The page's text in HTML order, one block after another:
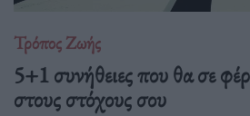
Τρόπος Ζωής
5+1 συνήθειες που θα σε
στους στόχους σου